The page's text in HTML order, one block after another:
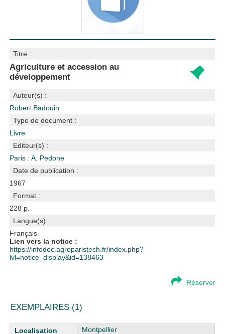
Titre :
Agriculture et accession au
développement
Auteur(s) :
Robert Badouin
Type de document :
Livre
Editeur(s) :
Paris : A. Pedone
Date de publication :
1967
Format :
228 p.
Langue(s) :
Français
Lien vers la notice :
https://infodoc.agroparistech.fr/index.php?
lvl=notice_display&id=138463
Réserver
EXEMPLAIRES (1)
Liste des exemplaires
Montpellier